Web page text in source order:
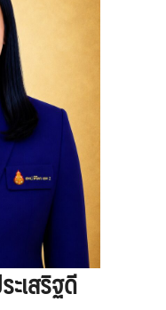
ะเสริฐดี